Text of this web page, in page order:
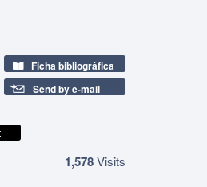
Ficha bibliográfica
Send by e-mail
1,578Visits